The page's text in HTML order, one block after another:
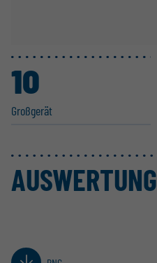
Großgerät
10
AUSWERTUNG